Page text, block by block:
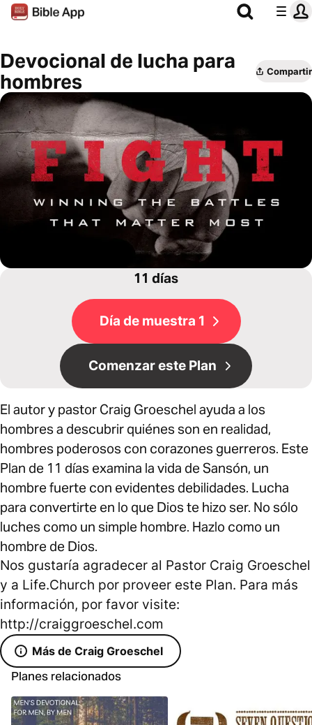
Devocional de lucha para
hombres
Compartir
11 días
Día de muestra 1
Comenzar este Plan
El autor y pastor Craig Groeschel ayuda a los
hombres a descubrir quiénes son en realidad,
hombres poderosos con corazones guerreros. Este
Plan de 11 días examina la vida de Sansón, un
hombre fuerte con evidentes debilidades. Lucha
para convertirte en lo que Dios te hizo ser. No sólo
luches como un simple hombre. Hazlo como un
hombre de Dios.
Nos gustaría agradecer al Pastor Craig Groeschel
y a Life.Church por proveer este Plan. Para más
información, por favor visite:
http://craiggroeschel.com
Más de Craig Groeschel
Planes relacionados